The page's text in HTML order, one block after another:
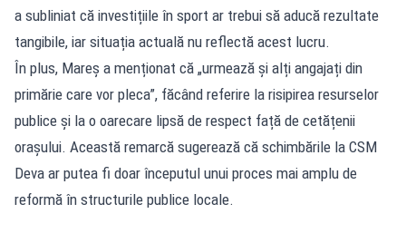
a subliniat că investițiile în sport ar trebui să aducă rezultate
tangibile, iar situația actuală nu reflectă acest lucru.
În plus, Mareș a menționat că „urmează și alți angajați din
primărie care vor pleca”, făcând referire la risipirea resurselor
publice și la o oarecare lipsă de respect față de cetățenii
orașului. Această remarcă sugerează că schimbările la CSM
Deva ar putea fi doar începutul unui proces mai amplu de
reformă în structurile publice locale.